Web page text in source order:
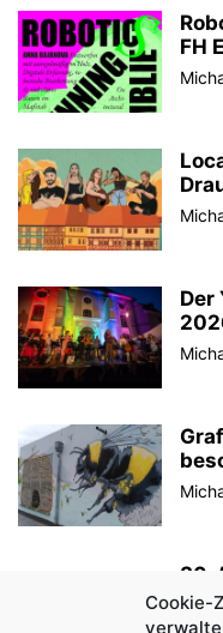
Cookie-
FH
Der
30.